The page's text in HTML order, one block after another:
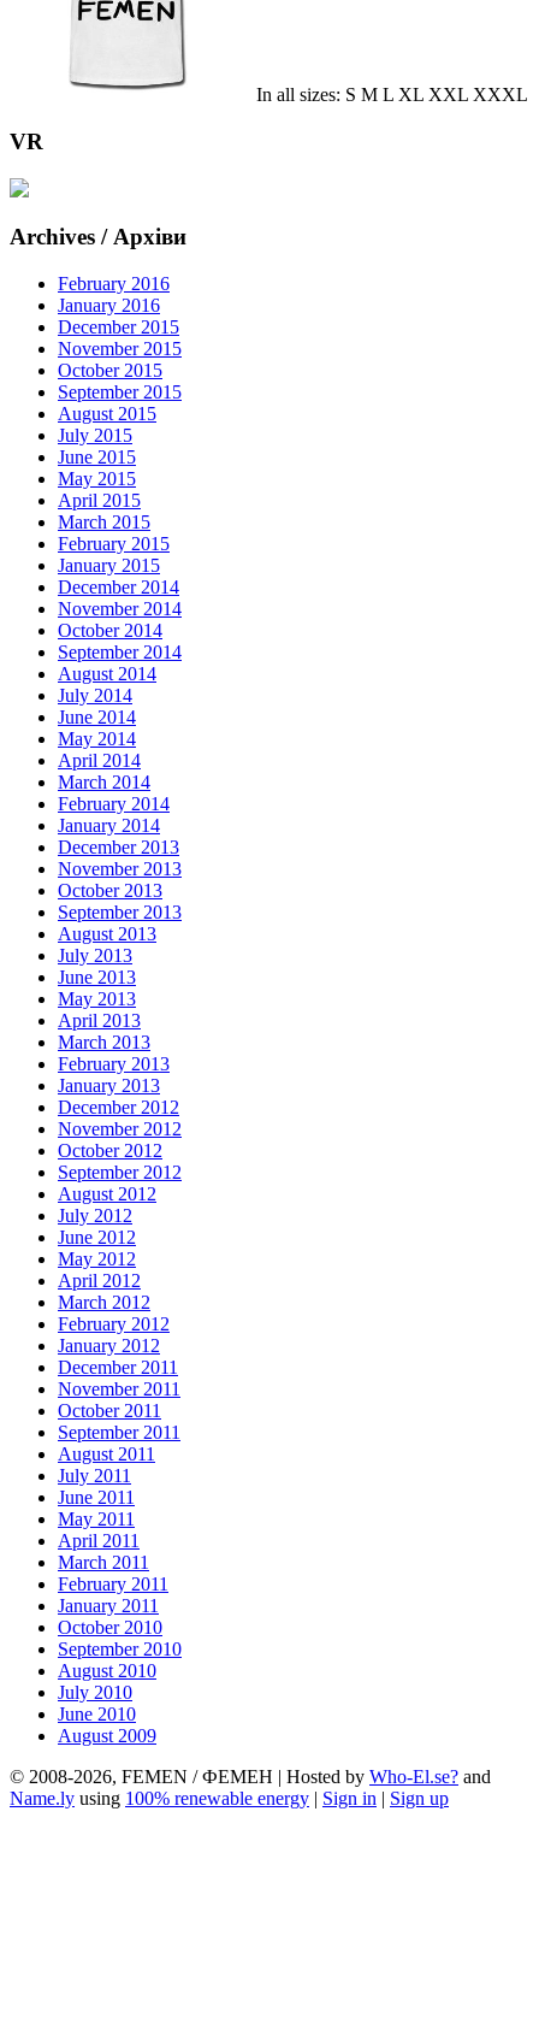
In all sizes: S M L XL XXL XXXL
VR
Archives / Архіви
February 2016
January 2016
December 2015
November 2015
October 2015
September 2015
August 2015
July 2015
June 2015
May 2015
April 2015
March 2015
February 2015
January 2015
December 2014
November 2014
October 2014
September 2014
August 2014
July 2014
June 2014
May 2014
April 2014
March 2014
February 2014
January 2014
December 2013
November 2013
October 2013
September 2013
August 2013
July 2013
June 2013
May 2013
April 2013
March 2013
February 2013
January 2013
December 2012
November 2012
October 2012
September 2012
August 2012
July 2012
June 2012
May 2012
April 2012
March 2012
February 2012
January 2012
December 2011
November 2011
October 2011
September 2011
August 2011
July 2011
June 2011
May 2011
April 2011
March 2011
February 2011
January 2011
October 2010
September 2010
August 2010
July 2010
June 2010
August 2009
© 2008-2026, FEMEN / ФЕМЕН | Hosted by Who-El.se? and
Name.ly using 100% renewable energy | Sign in | Sign up